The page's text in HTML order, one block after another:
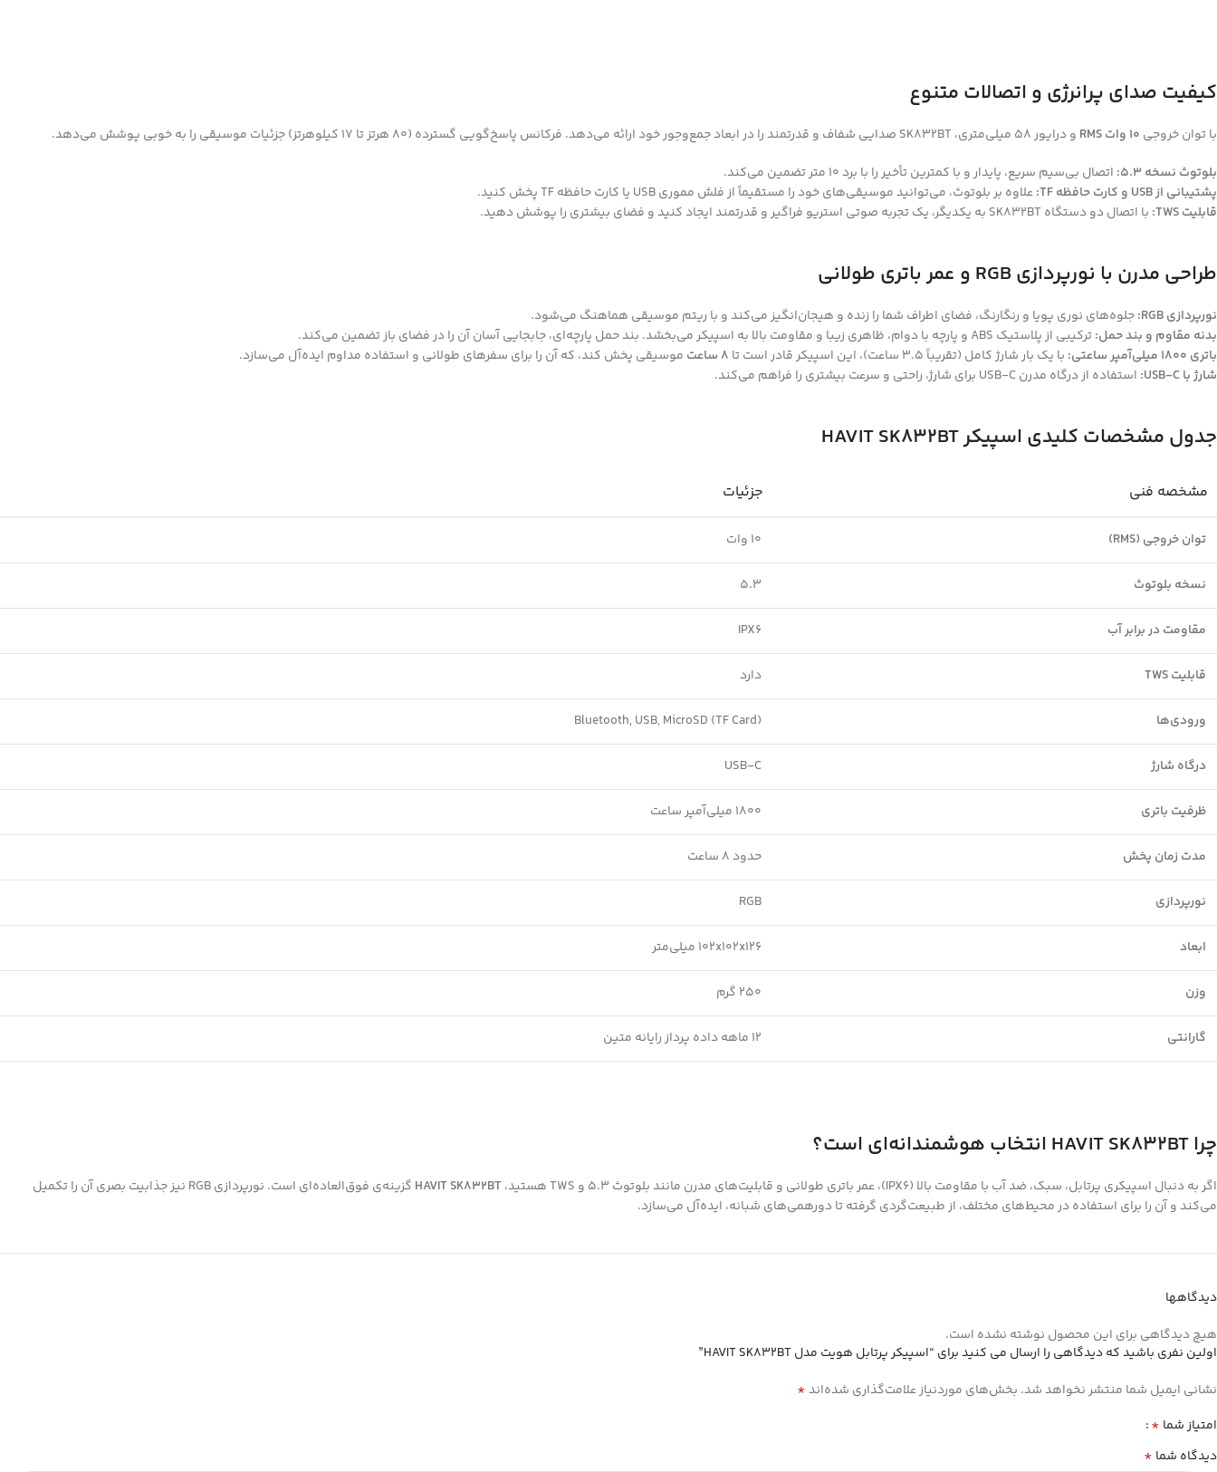
کیفیت صدای پرانرژی و اتصالات متنوع
با توان خروجی 10 وات RMS
و درایور 58 میلی‌متری، SK832BT صدایی شفاف و قدرتمند را در ابعاد جمع‌وجور خود ارائه می‌دهد. فرکانس پاسخ‌گویی گسترده (80 هرتز تا 17 کیلوهرتز) جزئیات موسیقی را به خوبی پوشش می‌دهد.
بلوتوث نسخه 5.3:
اتصال بی‌سیم سریع، پایدار و با کمترین تأخیر را با برد 10 متر تضمین می‌کند.
پشتیبانی از USB و کارت حافظه TF:
علاوه بر بلوتوث، می‌توانید موسیقی‌های خود را مستقیماً از فلش مموری USB یا کارت حافظه TF پخش کنید.
قابلیت TWS:
با اتصال دو دستگاه SK832BT به یکدیگر، یک تجربه صوتی استریو فراگیر و قدرتمند ایجاد کنید و فضای بیشتری را پوشش دهید.
طراحی مدرن با نورپردازی RGB و عمر باتری طولانی
نورپردازی RGB:
جلوه‌های نوری پویا و رنگارنگ، فضای اطراف شما را زنده و هیجان‌انگیز می‌کند و با ریتم موسیقی هماهنگ می‌شود.
بدنه مقاوم و بند حمل:ترکیبی از پلاستیک ABS و پارچه با دوام، ظاهری زیبا و مقاومت بالا به اسپیکر می‌بخشد. بند حمل پارچه‌ای، جابجایی آسان آن را در فضای باز تضمین می‌کند.
باتری 1800 میلی‌آمپر ساعتی:
با یک بار شارژ کامل (تقریباً 3.5 ساعت)، این اسپیکر قادر است تا 8 ساعت
موسیقی پخش کند، که آن را برای سفرهای طولانی و استفاده مداوم ایده‌آل می‌سازد.
شارژ با USB-C:
استفاده از درگاه مدرن USB-C برای شارژ، راحتی و سرعت بیشتری را فراهم می‌کند.
جدول مشخصات کلیدی اسپیکر HAVIT SK832BT
مشخصه فنی جزئیات
توان خروجی (RMS) 10 وات
نسخه بلوتوث 5.3
مقاومت در برابر آب IPX6
قابلیت TWS دارد
ورودی‌ها Bluetooth, USB, MicroSD (TF Card)
درگاه شارژ USB-C
ظرفیت باتری 1800 میلی‌آمپر ساعت
مدت زمان پخش حدود 8 ساعت
نورپردازی RGB
ابعاد 102x102x126 میلی‌متر
وزن 250 گرم
گارانتی 12 ماهه داده پرداز رایانه متین
چرا HAVIT SK832BT انتخاب هوشمندانه‌ای است؟
اگر به دنبال اسپیکری پرتابل، سبک، ضد آب با مقاومت بالا (IPX6)، عمر باتری طولانی و قابلیت‌های مدرن مانند بلوتوث 5.3 و TWS هستید، HAVIT SK832BT
گزینه‌ی فوق‌العاده‌ای است. نورپردازی RGB نیز جذابیت بصری آن را تکمیل
می‌کند و آن را برای استفاده در محیط‌های مختلف، از طبیعت‌گردی گرفته تا دورهمی‌های شبانه، ایده‌آل می‌سازد.
دیدگاهها
هیچ دیدگاهی برای این محصول نوشته نشده است.
اولین نفری باشید که دیدگاهی را ارسال می کنید برای “اسپیکر پرتابل هویت مدل HAVIT SK832BT”
نشانی ایمیل شما منتشر نخواهد شد. بخش‌های موردنیاز علامت‌گذاری شده‌اند*
امتیاز شما *
دیدگاه شما *